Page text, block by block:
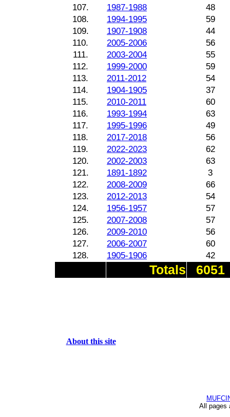
107.
1987-1988
48
108.
1994-1995
59
109.
1907-1908
44
110.
2005-2006
56
111.
2003-2004
55
112.
1999-2000
59
113.
2011-2012
54
114.
1904-1905
37
115.
2010-2011
60
116.
1993-1994
63
117.
1995-1996
49
118.
2017-2018
56
119.
2022-2023
62
120.
2002-2003
63
121.
1891-1892
3
122.
2008-2009
66
123.
2012-2013
54
124.
1956-1957
57
125.
2007-2008
57
126.
2009-2010
56
127.
2006-2007
60
128.
1905-1906 42
Totals 6051
About this site
All pages